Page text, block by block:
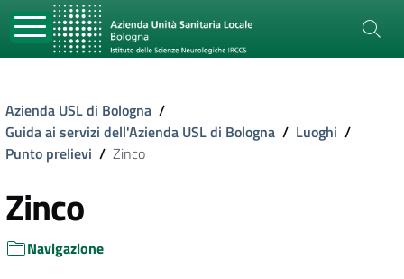
Azienda USL di Bologna /
Guida ai servizi dell'Azienda USL di Bologna / Luoghi /
Punto prelievi / Zinco
Zinco
Navigazione